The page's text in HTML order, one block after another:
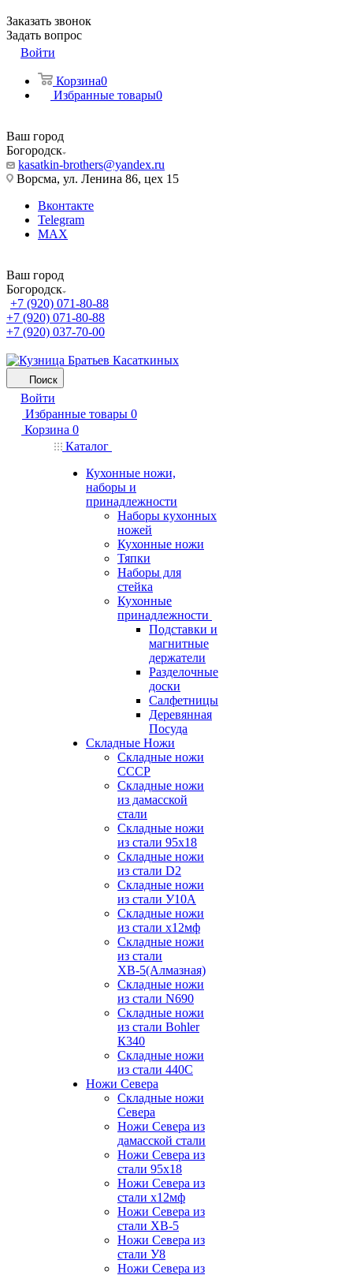
Заказать звонок
Задать вопрос
Войти
Корзина0
Избранные товары0
Ваш город
Богородск
kasatkin-brothers@yandex.ru
Ворсма, ул. Ленина 86, цех 15
Вконтакте
Telegram
MAX
Ваш город
Богородск
+7 (920) 071-80-88
+7 (920) 071-80-88
+7 (920) 037-70-00
Поиск
Войти
Избранные товары 0
Корзина 0
Каталог
Кухонные ножи,
наборы и
принадлежности
Наборы кухонных
ножей
Кухонные ножи
Тяпки
Наборы для
стейка
Кухонные
принадлежности
Подставки и
магнитные
держатели
Разделочные
доски
Салфетницы
Деревянная
Посуда
Складные Ножи
Cкладные ножи
СССР
Складные ножи
из дамасской
стали
Складные ножи
из стали 95х18
Складные ножи
из стали D2
Складные ножи
из стали У10А
Складные ножи
из стали х12мф
Складные ножи
из стали
ХВ-5(Алмазная)
Складные ножи
из стали N690
Складные ножи
из стали Bohler
К340
Складные ножи
из стали 440С
Ножи Севера
Складные ножи
Севера
Ножи Севера из
дамасской стали
Ножи Севера из
стали 95х18
Ножи Севера из
стали х12мф
Ножи Севера из
стали ХВ-5
Ножи Севера из
стали У8
Ножи Севера из